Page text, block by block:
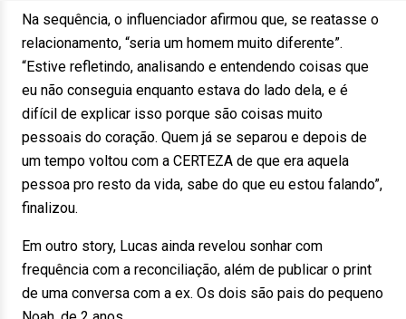
Na sequência, o influenciador afirmou que, se reatasse o
relacionamento, “seria um homem muito diferente”.
“Estive refletindo, analisando e entendendo coisas que
eu não conseguia enquanto estava do lado dela, e é
difícil de explicar isso porque são coisas muito
pessoais do coração. Quem já se separou e depois de
um tempo voltou com a CERTEZA de que era aquela
pessoa pro resto da vida, sabe do que eu estou falando”,
finalizou.
Em outro story, Lucas ainda revelou sonhar com
frequência com a reconciliação, além de publicar o print
de uma conversa com a ex. Os dois são pais do pequeno